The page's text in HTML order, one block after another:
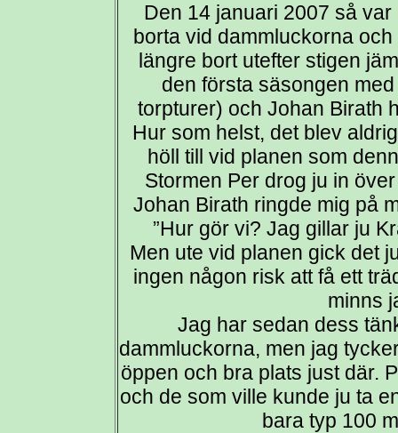
Den 14 januari 2007 så
borta vid dammluckorna
längre bort utefter stigen
den första säsongen
torpturer) och Johan Birath
Hur som helst, det blev
höll till vid planen som
Stormen Per drog ju in
Johan Birath ringde mig på
”Hur gör vi? Jag gillar ju
Men ute vid planen gick det
ingen någon risk att få ett
minns
Jag har sedan dess
dammluckorna, men jag
öppen och bra plats just där.
och de som ville kunde ju ta
bara typ 100